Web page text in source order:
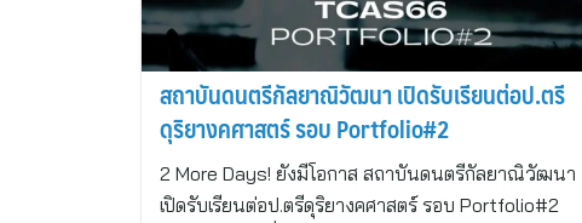
สถาบันดนตรีกัลยาณิวัฒนา เปิดรับเรียนต่อป.ตรี
ดุริยางคศาสตร์ รอบ Portfolio#2
2 More Days! ยังมีโอกาส สถาบันดนตรีกัลยาณิวัฒนา
เปิดรับเรียนต่อป.ตรีดุริยางคศาสตร์ รอบ Portfolio#2